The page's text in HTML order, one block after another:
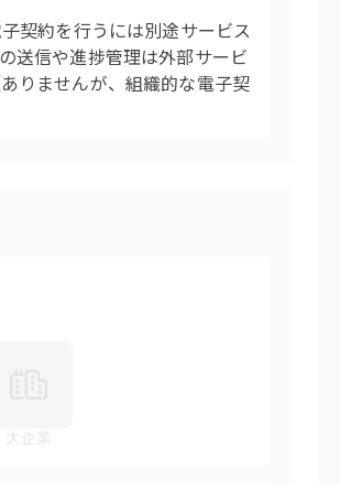
契約を行うには別途サービス
送信や進捗管理は外部サービ
りませんが、組織的な電子契
大企業